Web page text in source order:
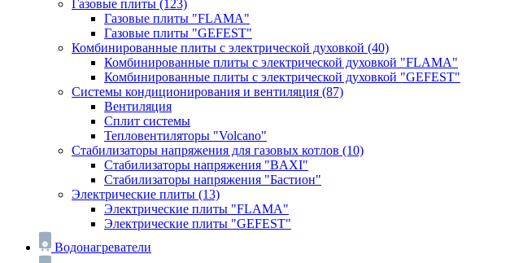
Газовые плиты (123)
Газовые плиты "FLAMA"
Газовые плиты "GEFEST"
Комбинированные плиты с электрической духовкой (40)
Комбинированные плиты с электрической духовкой "FLAMA"
Комбинированные плиты с электрической духовкой "GEFEST"
Системы кондиционирования и вентиляция (87)
Вентиляция
Сплит системы
Тепловентиляторы "Volcano"
Стабилизаторы напряжения для газовых котлов (10)
Стабилизаторы напряжения "BAXI"
Стабилизаторы напряжения "Бастион"
Электрические плиты (13)
Электрические плиты "FLAMA"
Электрические плиты "GEFEST"
Водонагреватели